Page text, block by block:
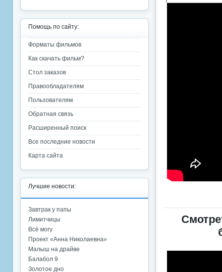
Помощь по сайту:
Форматы фильмов
Как скачать фильм?
Стол заказов
Правообладателям
Пользователям
Обратная связь
Расширенный поиск
Все последние новости
Карта сайта
Лучшие новости:
Завтрак у папы
Лимитчицы
Всё могу
Проект «Анна Николаевна»
Малыш на драйве
Балабол 9
Золотое дно